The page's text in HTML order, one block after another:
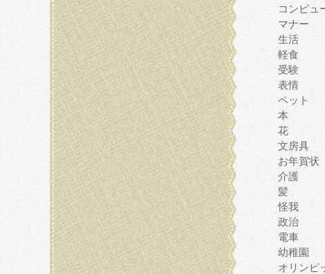
コンピュ
マナー
生活
軽食
受験
表情
ペット
本
花
文房具
お年賀状
介護
髪
怪我
政治
電車
幼稚園
オリンピ